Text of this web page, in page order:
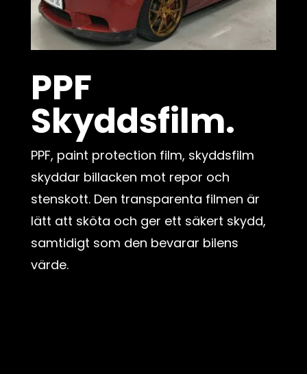
PPF
Skyddsfilm.
PPF, paint protection film, skyddsfilm
skyddar billacken mot repor och
stenskott. Den transparenta filmen är
lätt att sköta och ger ett säkert skydd,
samtidigt som den bevarar bilens
värde.